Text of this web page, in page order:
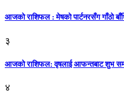
आजको राशिफल : मेषको पार्टनरसँग गाँठो
३
आजकाे राशिफल: वृषलाई आफन्तबाट शुभ
४